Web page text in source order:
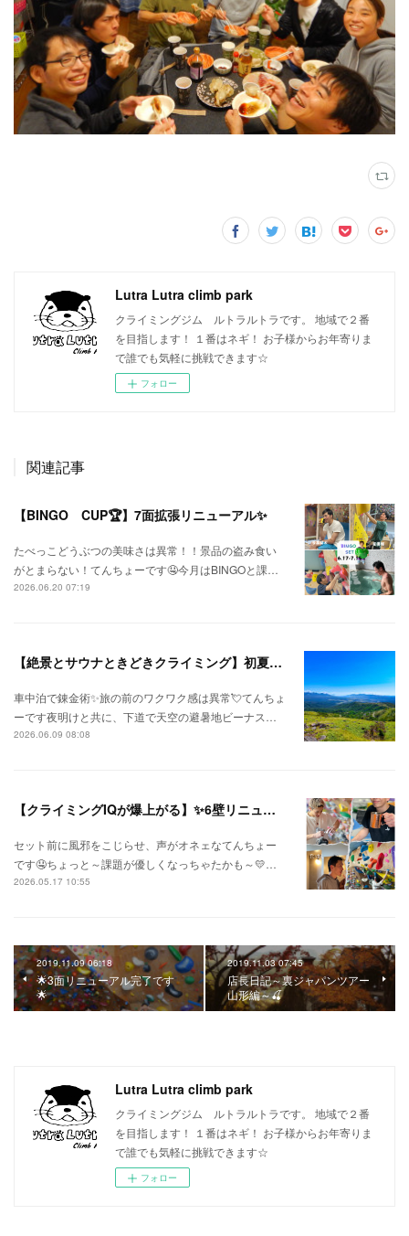
Lutra Lutra climb park
クライミングジム ルトラルトラです。 地域で２番
を目指します！ １番はネギ！ お子様からお年寄りま
で誰でも気軽に挑戦できます☆
フォロー
関連記事
【BINGO CUP🏆】7面拡張リニューアル✨
たべっこどうぶつの美味さは異常！！景品の盗み食い
がとまらない！てんちょーです🤤今月はBINGOと課…
2026.06.20 07:19
【絶景とサウナときどきクライミング】初夏の信州ひとり旅⛅
車中泊で錬金術✨旅の前のワクワク感は異常💘てんちょ
ーです夜明けと共に、下道で天空の避暑地ビーナス…
2026.06.09 08:08
【クライミングIQが爆上がる】✨6壁リニューアル✨
セット前に風邪をこじらせ、声がオネェなてんちょー
です🤤ちょっと～課題が優しくなっちゃたかも～💛…
2026.05.17 10:55
2019.11.09 06:18
🌟3面リニューアル完了です
🌟
2019.11.03 07:45
店長日記～裏ジャパンツアー
山形編～🍒
Lutra Lutra climb park
クライミングジム ルトラルトラです。 地域で２番
を目指します！ １番はネギ！ お子様からお年寄りま
で誰でも気軽に挑戦できます☆
フォロー